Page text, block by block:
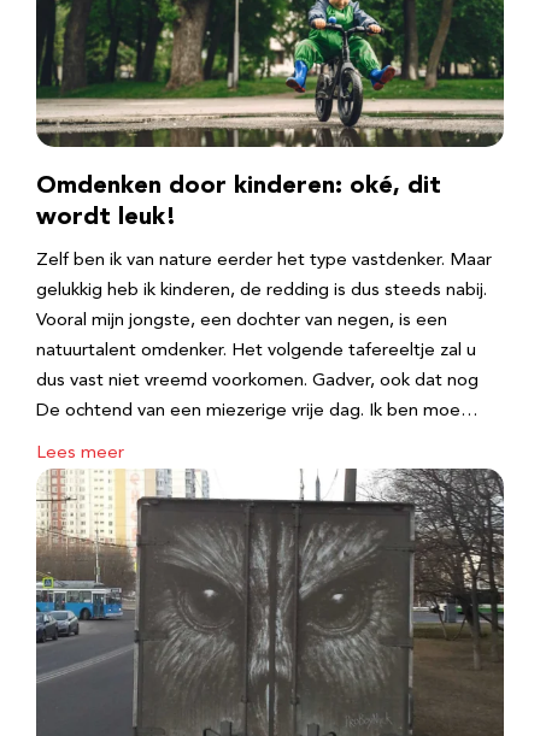
Omdenken door kinderen: oké, dit
wordt leuk!
Zelf ben ik van nature eerder het type vastdenker. Maar
gelukkig heb ik kinderen, de redding is dus steeds nabij.
Vooral mijn jongste, een dochter van negen, is een
natuurtalent omdenker. Het volgende tafereeltje zal u
dus vast niet vreemd voorkomen. Gadver, ook dat nog
De ochtend van een miezerige vrije dag. Ik ben moe…
Lees meer